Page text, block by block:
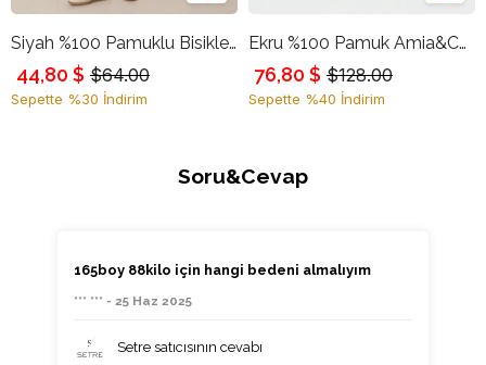
Siyah %100 Pamuklu Bisiklet Yaka Basic Kısa Kollu Oversize T-Shirt
$64.00
44,80 $
Sepette %30 İndirim
Ekru %100 Pamuk Amia&Co. Bisiklet Yaka Taş İşlemeli Baskılı Oversize Kadın T-Shirt
$128.00
76,80 $
Sepette %40 İndirim
Soru&Cevap
165boy 88kilo için hangi bedeni almalıyım
*** *** - 25 Haz 2025
Setre satıcısının cevabı